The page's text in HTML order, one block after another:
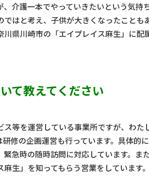
介護一本でやっていきたいという気持
はと考え、子供が大きくなったことも
県川崎市の「エイプレイス麻生」に配
て教えてください
ス等を運営している事業所ですが、わた
修の企画運営も行っています。具体的
急時の随時訪問に対応しています。ま
生」を知ってもらう営業をしています。